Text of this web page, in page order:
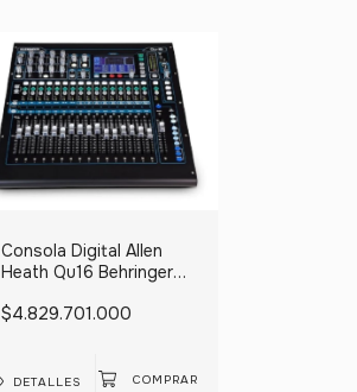
Consola Digital Allen
Heath Qu16 Behringer
$4.829.701.000
DETALLES